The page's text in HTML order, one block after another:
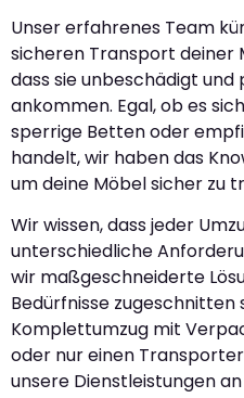
Unser erfahrenes Team
sicheren Transport deiner
dass sie unbeschädigt
ankommen. Egal, ob es
sperrige Betten oder
handelt, wir haben das
um deine Möbel sicher zu
Wir wissen, dass jeder
unterschiedliche
wir maßgeschneiderte
Bedürfnisse zugeschnitten
Komplettumzug mit
oder nur einen
unsere Dienstleistungen